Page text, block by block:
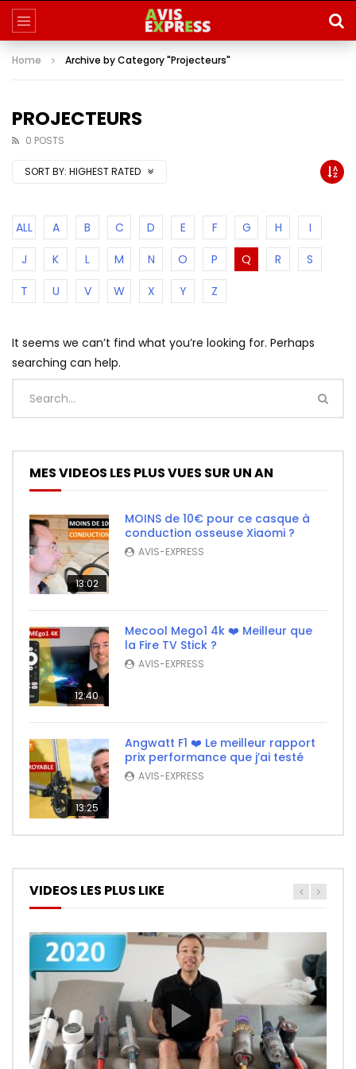
Home Archive by Category "Projecteurs"
PROJECTEURS
0 POSTS
SORT BY: HIGHEST RATED
ALL A B C D E F G H
I
J
K L M N O P Q R
S
T
U V W X Y Z
It seems we can’t find what you’re looking for. Perhaps
searching can help.
MES VIDEOS LES PLUS VUES SUR UN AN
13:02
MOINS de 10€ pour ce casque à
conduction osseuse Xiaomi ?
AVIS-EXPRESS
12:40
Mecool Mego1 4k ❤️ Meilleur que
la Fire TV Stick ?
AVIS-EXPRESS
13:25
Angwatt F1 ❤️ Le meilleur rapport
prix performance que j’ai testé
AVIS-EXPRESS
VIDEOS LES PLUS LIKE